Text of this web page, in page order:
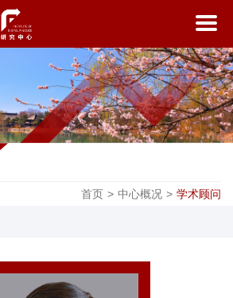
首页 > 中心概况 > 学术顾问